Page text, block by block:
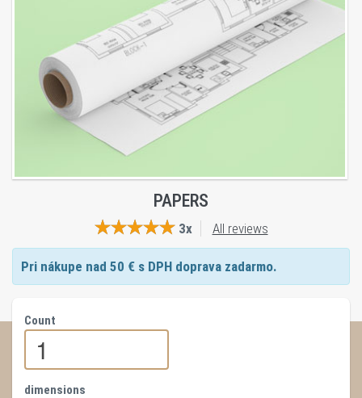
PAPERS
3x All reviews
Pri nákupe nad 50 € s DPH doprava zadarmo.
Count
dimensions